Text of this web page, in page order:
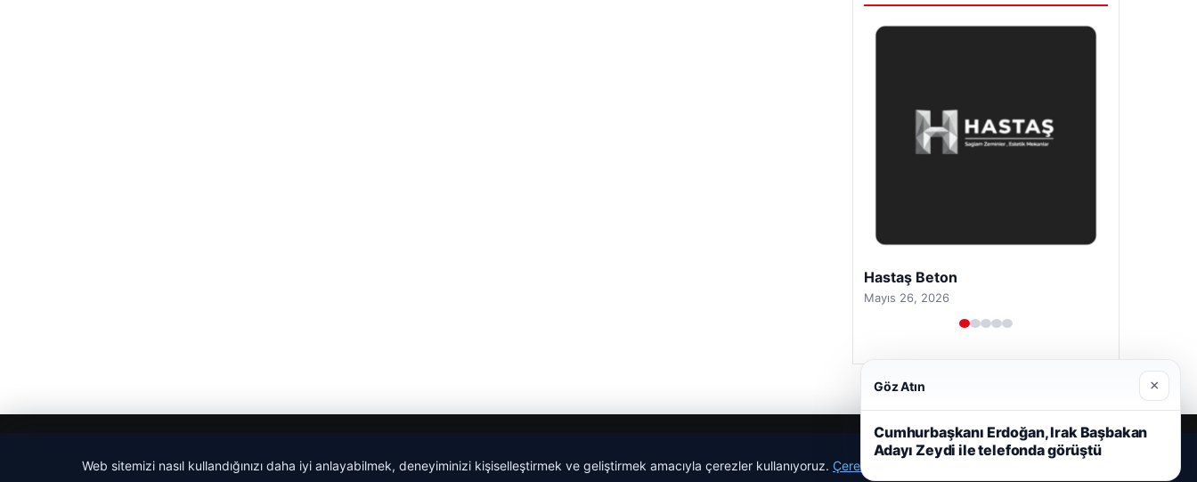
Hastaş Beton
Mayıs 26, 2026
Web sitemizi nasıl kullandığınızı daha iyi anlayabilmek, deneyiminizi kişiselleştirmek ve geliştirmek amacıyla çerezler kullanıyoruz. Çerez Politikamız
Göz Atın ×
Cumhurbaşkanı Erdoğan, Irak Başbakan
Adayı Zeydi ile telefonda görüştü